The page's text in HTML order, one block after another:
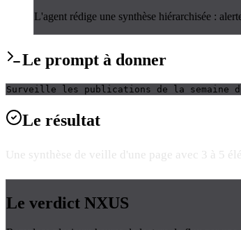
L'agent rédige une synthèse hiérarchisée :
Le prompt à donner
Surveille les publications de la semaine
Le résultat
Une synthèse de veille d'une page avec 3 à 5
Le verdict NXUS